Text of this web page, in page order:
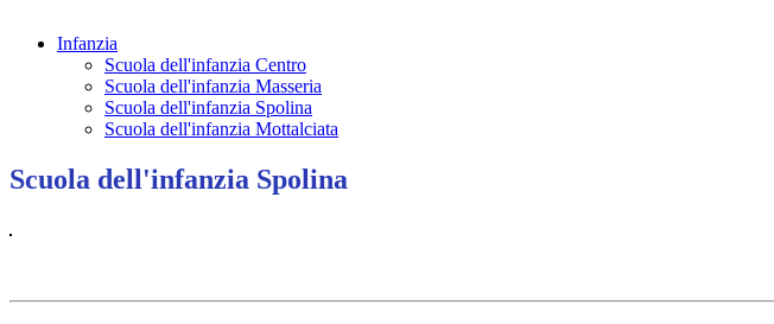
Infanzia
Scuola dell'infanzia Centro
Scuola dell'infanzia Masseria
Scuola dell'infanzia Spolina
Scuola dell'infanzia Mottalciata
Scuola dell'infanzia Spolina